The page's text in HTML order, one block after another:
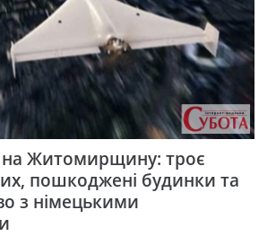
на Житомирщину: троє
пошкоджені будинки та
з німецькими